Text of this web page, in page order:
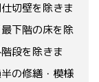
切壁を除きま
下階の床を除
段を除きま
の修繕・模様